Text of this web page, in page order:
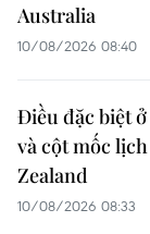
Australia
10/08/2026 08:40
Điều đặc biệt
và cột mốc
Zealand
10/08/2026 08:33